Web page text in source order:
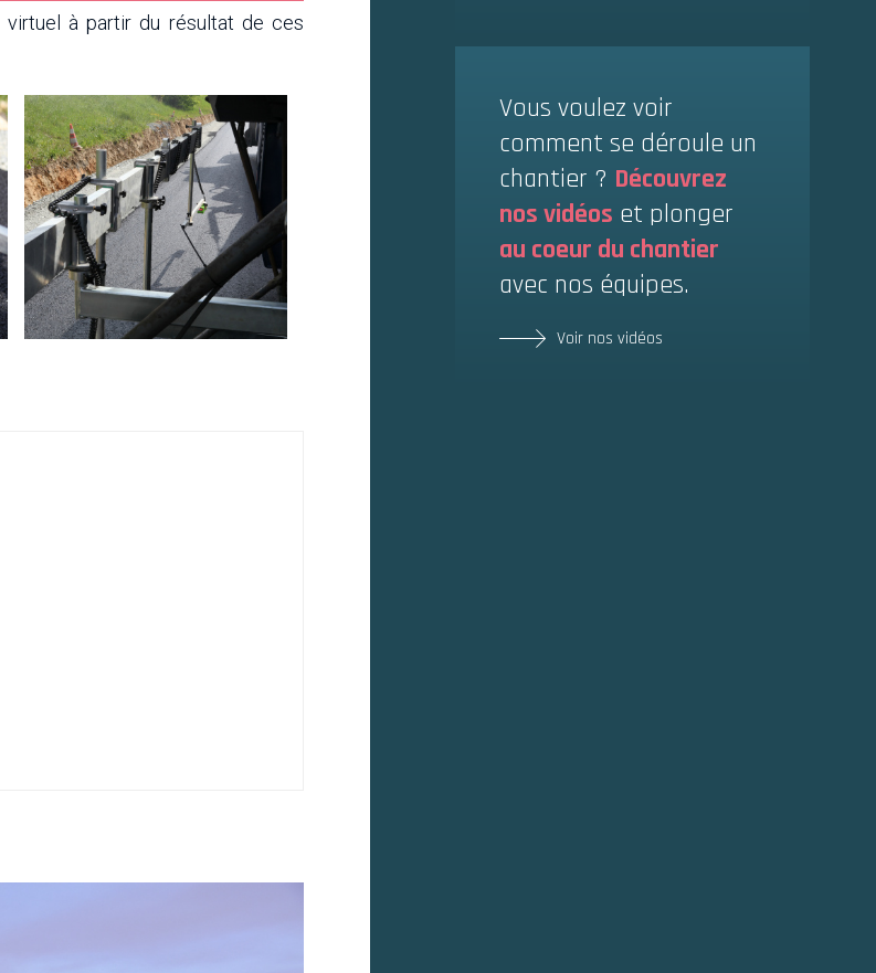
virtuel à partir du résultat de ces
Vous voulez voir
comment se déroule un
chantier ? Découvrez
nos vidéos et plonger
au coeur du chantier
avec nos équipes.
Voir nos vidéos